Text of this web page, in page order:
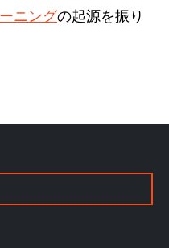
ニングの起源を振り